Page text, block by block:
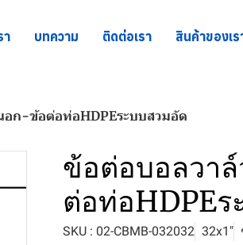
า บทความ ติดต่อเรา สินค้าของเร
อก-ข้อต่อท่อHDPEระบบสวมอัด
ข้อต่อบอลวา
ต่อท่อHDPE
SKU : 02-CBMB-032032 32x1"